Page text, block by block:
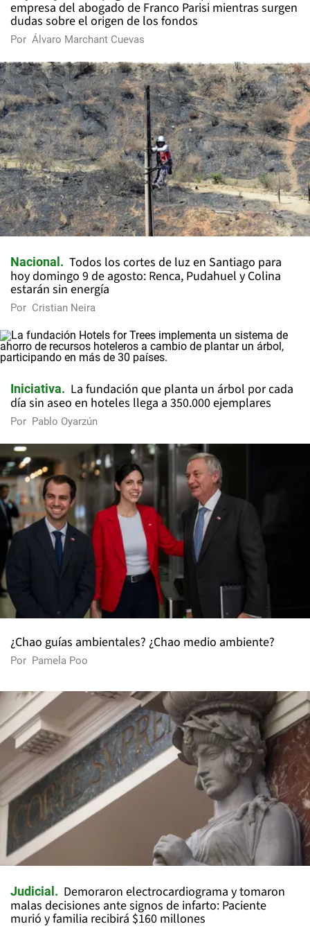
empresa del abogado de Franco Parisi mientras surgen
dudas sobre el origen de los fondos
Por Álvaro Marchant Cuevas
Nacional
Todos los cortes de luz en Santiago para
hoy domingo 9 de agosto: Renca, Pudahuel y Colina
estarán sin energía
Por Cristian Neira
Iniciativa
La fundación que planta un árbol por cada
día sin aseo en hoteles llega a 350.000 ejemplares
Por Pablo Oyarzún
¿Chao guías ambientales? ¿Chao medio ambiente?
Por Pamela Poo
Judicial
Demoraron electrocardiograma y tomaron
malas decisiones ante signos de infarto: Paciente
murió y familia recibirá $160 millones